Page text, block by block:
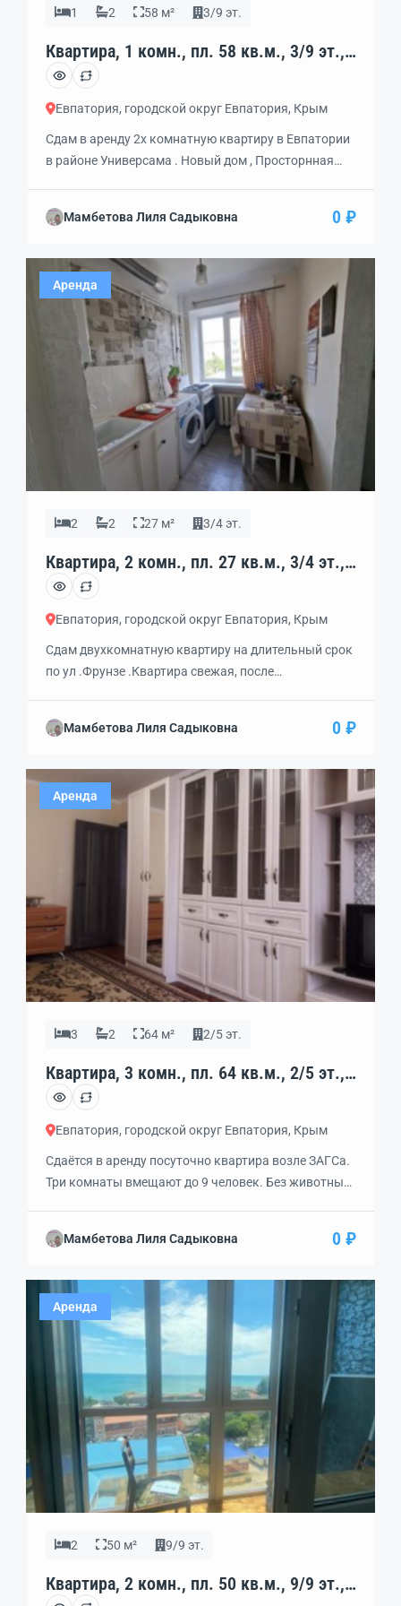
1 2 58 м² 3/9 эт.
Квартира, 1 комн., пл. 58 кв.м., 3/9 эт.,
код: 462386
Евпатория, городской округ Евпатория, Крым
Сдам в аренду 2х комнатную квартиру в Евпатории
в районе Универсама . Новый дом , Просторнная
,ответственные хозяева. Рядом рынок , магазины,
предложем еще варианты для Вашего комфортного
проживания .
Мамбетова Лиля Садыковна 0 ₽
Аренда
2 2 27 м² 3/4 эт.
Квартира, 2 комн., пл. 27 кв.м., 3/4 эт.,
код: 462385
Евпатория, городской округ Евпатория, Крым
Сдам двухкомнатную квартиру на длительный срок
по ул .Фрунзе .Квартира свежая, после
Заходи и живи . Можно с маленькими детьми .
Мамбетова Лиля Садыковна 0 ₽
Аренда
3 2 64 м² 2/5 эт.
Квартира, 3 комн., пл. 64 кв.м., 2/5 эт.,
код: 328455
Евпатория, городской округ Евпатория, Крым
Сдаётся в аренду посуточно квартира возле ЗАГСа.
Три комнаты вмещают до 9 человек. Без животных.
Мамбетова Лиля Садыковна 0 ₽
Аренда
2 50 м² 9/9 эт.
Квартира, 2 комн., пл. 50 кв.м., 9/9 эт.,